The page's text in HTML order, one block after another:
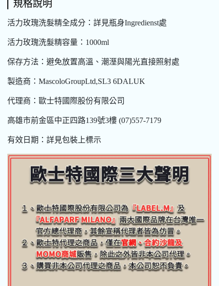
規格說明
活力玫瑰洗髮精全成分：詳見瓶身Ingredienst處
活力玫瑰洗髮精容量：1000ml
保存方法：避免放置高溫、潮溼與陽光直接照射處
製造商：MascoloGroupLtd,SL3 6DALUK
代理商：歐士特國際股份有限公司
高雄市前金區中正四路139號3樓 (07)557-7179
有效日期：詳見包裝上標示